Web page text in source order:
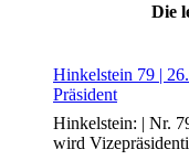
Marc
Die
Hinkelstein 79 |
Präsident
Hinkelstein: | Nr.
wird